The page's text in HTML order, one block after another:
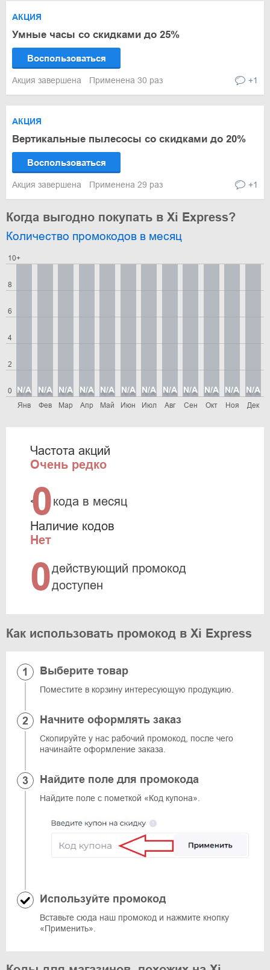
АКЦИЯ
Умные часы со скидками до 25%
Воспользоваться
Акция завершена Применена 30 раз +1
АКЦИЯ
Вертикальные пылесосы со скидками до 20%
Воспользоваться
Акция завершена Применена 29 раз +1
Когда выгодно покупать в Xi Express?
Количество промокодов в месяц
0
2
4
6
8
10+
Янв
N/A
Фев
N/A
Мар
N/A
Апр
N/A
Май
N/A
Июн
N/A
Июл
N/A
Авг
N/A
Сен
N/A
Окт
N/A
Ноя
N/A
Дек
N/A
Частота акций
Очень редко
<0кода в месяц
Наличие кодов
Нет
0действующий промокод
доступен
Как использовать промокод в Xi Express
Выберите товар
Поместите в корзину интересующую продукцию.
Начните оформлять заказ
Скопируйте у нас рабочий промокод, после чего
начинайте оформление заказа.
Найдите поле для промокода
Найдите поле с пометкой «Код купона».
Используйте промокод
Вставьте сюда наш промокод и нажмите кнопку
«Применить».